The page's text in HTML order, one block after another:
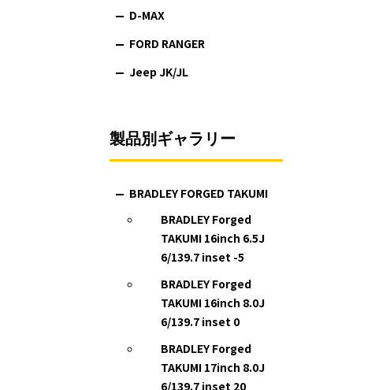
D-MAX
FORD RANGER
Jeep JK/JL
製品別ギャラリー
BRADLEY FORGED TAKUMI
BRADLEY Forged
TAKUMI 16inch 6.5J
6/139.7 inset -5
BRADLEY Forged
TAKUMI 16inch 8.0J
6/139.7 inset 0
BRADLEY Forged
TAKUMI 17inch 8.0J
6/139.7 inset 20